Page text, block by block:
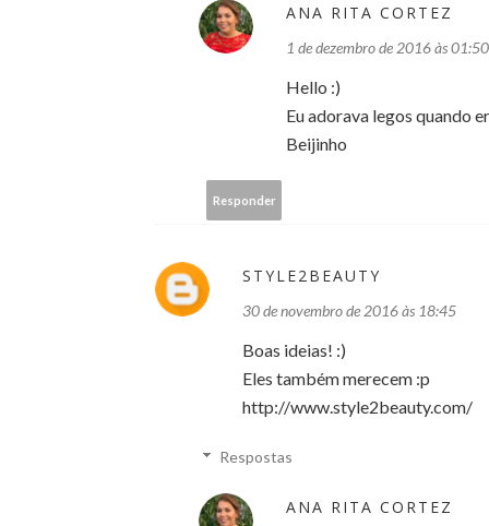
ANA RITA CORTEZ
1 de dezembro de 2016 às 01:50
Hello :)
Eu adorava legos quando
Beijinho
Responder
STYLE2BEAUTY
30 de novembro de 2016 às 18:45
Boas ideias! :)
Eles também merecem :p
http://www.style2beauty.com/
Respostas
ANA RITA CORTEZ